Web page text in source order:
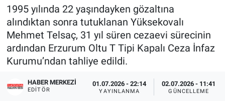
1995 yılında 22 yaşındayken gözaltına
alındıktan sonra tutuklanan Yüksekovalı
Mehmet Telsaç, 31 yıl süren cezaevi sürecinin
ardından Erzurum Oltu T Tipi Kapalı Ceza İnfaz
Kurumu’ndan tahliye edildi.
HABER MERKEZI
EDITÖR
01.07.2026 - 22:14
YAYINLANMA
02.07.2026 - 11:41
GÜNCELLEME
Tüm Manşetler
Son Dakika Haberleri